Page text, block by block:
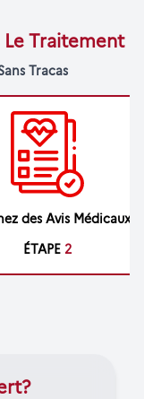
Le Traitement
Tracas
des Avis Médicaux
ÉTAPE 2